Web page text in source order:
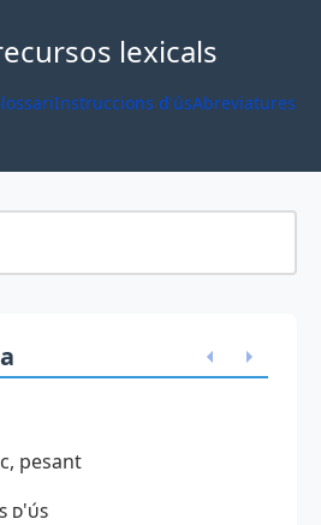
lexicals
Instruccions d'úsAbreviatures
pesant
d'ús